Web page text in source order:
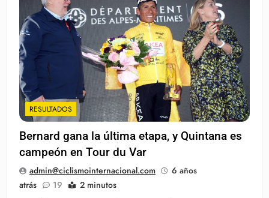
RESULTADOS
Bernard gana la última etapa, y Quintana es
campeón en Tour du Var
admin@ciclismointernacional.com
6 años
atrás
19 2 minutos